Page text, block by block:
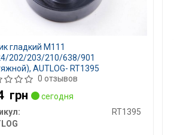
гладкий M111
202/203/210/638/901
AUTLOG- RT1395
0 отзывов
грн
сегодня
RT1395